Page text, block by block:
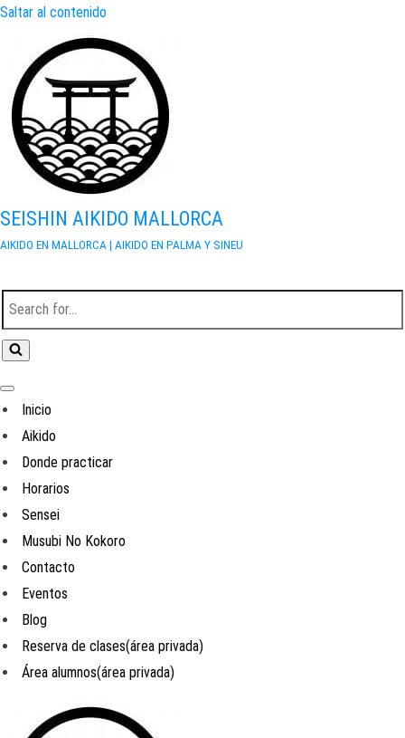
Saltar al contenido
SEISHIN AIKIDO MALLORCA
AIKIDO EN MALLORCA | AIKIDO EN PALMA Y SINEU
Inicio
Aikido
Donde practicar
Horarios
Sensei
Musubi No Kokoro
Contacto
Eventos
Blog
Reserva de clases(área privada)
Área alumnos(área privada)